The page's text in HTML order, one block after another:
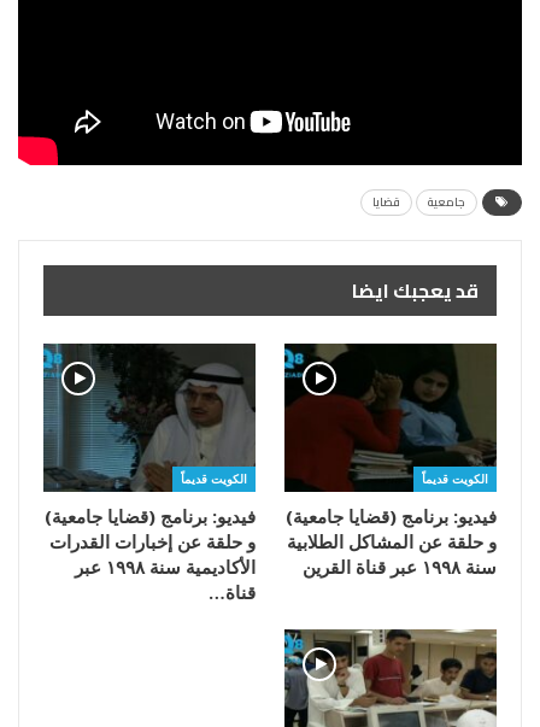
جامعية قضايا
قد يعجبك ايضا
الكويت قديماً
فيديو: برنامج (قضايا جامعية)
و حلقة عن المشاكل الطلابية
سنة ١٩٩٨ عبر قناة القرين
الكويت قديماً
فيديو: برنامج (قضايا جامعية)
و حلقة عن إخبارات القدرات
الأكاديمية سنة ١٩٩٨ عبر
قناة…